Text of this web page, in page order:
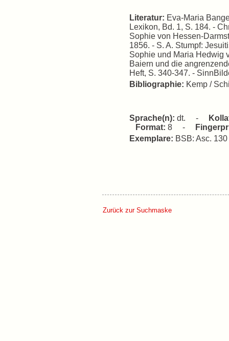
Literatur: Eva-Maria
Lexikon, Bd. 1, S. 184. -
Sophie von Hessen-
1856. - S. A. Stumpf:
Sophie und Maria Hedwig
Baiern und die
Heft, S. 340-347. -
Bibliographie: Kemp /
Sprache(n): dt. -
Format: 8 -
Exemplare: BSB: Asc.
Zurück zur Suchmaske